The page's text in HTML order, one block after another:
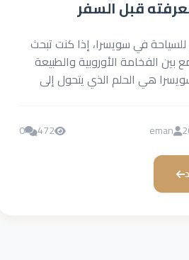
قبل السفر
للسياحة في سويسرا، إذا كنت تبحث
الفخامة الأوروبية والطبيعة
هي الحلم الذي يتحول إلى
eman
472
0